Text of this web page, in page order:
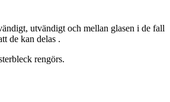
utvändigt och mellan glasen i de fall
de kan delas .
rengörs.